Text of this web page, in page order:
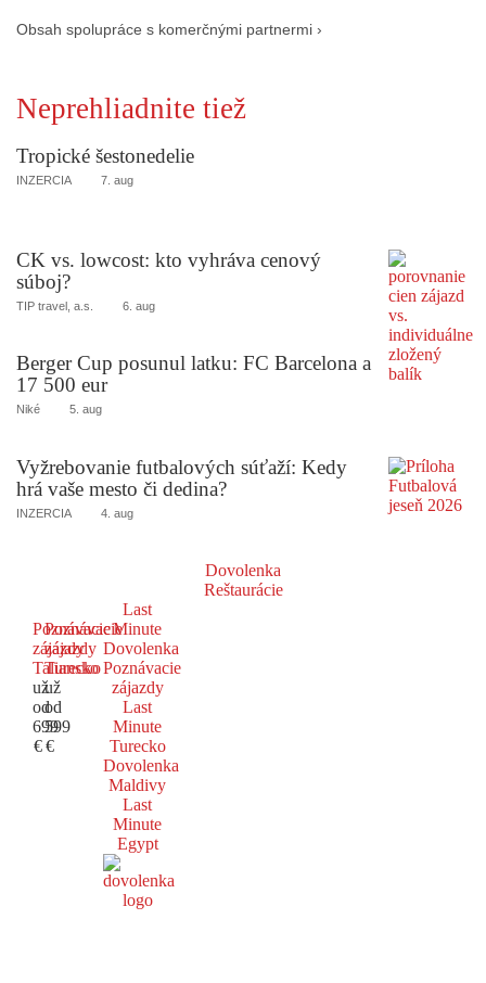
Obsah spolupráce s komerčnými partnermi ›
Neprehliadnite tiež
Tropické šestonedelie
INZERCIA 7. aug
CK vs. lowcost: kto vyhráva cenový
súboj?
TIP travel, a.s. 6. aug
Berger Cup posunul latku: FC Barcelona a
17 500 eur
Niké 5. aug
Vyžrebovanie futbalových súťaží: Kedy
hrá vaše mesto či dedina?
INZERCIA 4. aug
Dovolenka
Reštaurácie
Poznávacie
zájazdy
Taliansko
už
od
699
€
Poznávacie
zájazdy
Turecko
už
od
599
€
Last
Minute
Dovolenka
Poznávacie
zájazdy
Last
Minute
Turecko
Dovolenka
Maldivy
Last
Minute
Egypt